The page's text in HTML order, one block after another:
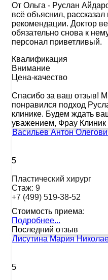
От Ольга - Руслан
всё объяснил,
рекомендации. Доктор
обязательно снова к
персонал приветливый.
Квалификация
Внимание
Цена-качество
Спасибо за ваш отзыв!
понравился подход
клинике. Будем ждать
уважением, Фрау Клиник
Васильев Антон
5
Пластический хирург
Стаж: 9
+7 (499) 519-38-52
Стоимость приема:
Подробнее...
Последний отзыв
Лисутина Мария
5